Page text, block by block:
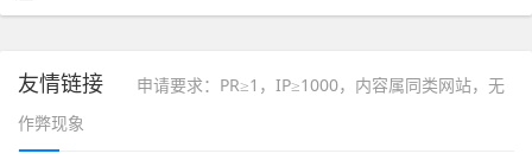
友情链接
申请要求：PR≥1，IP≥1000，内容属同类网站，无
作弊现象